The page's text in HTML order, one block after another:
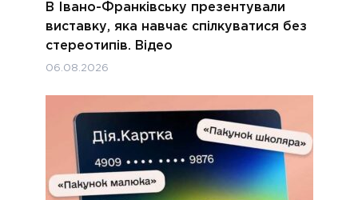
В Івано-Франківську презентували
виставку, яка навчає спілкуватися без
стереотипів. Відео
06.08.2026